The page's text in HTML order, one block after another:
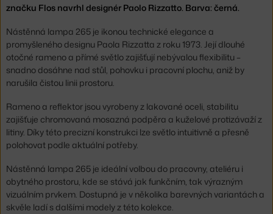
značku Flos navrhl designér Paolo Rizzatto. Barva: černá.
Nástěnná lampa 265 je ikonou technické elegance a
promyšleného designu Paola Rizzatta z roku 1973. Její dlouhé
otočné rameno a přímé světlo zajišťují nebývalou flexibilitu –
snadno dosáhne nad stůl, pohovku i pracovní plochu, aniž by
narušila čistou linii prostoru.
Rameno a reflektor jsou vyrobeny z lakované oceli, stabilitu
zajišťuje chromovaná mosazná podpěra a kuželové protizávaží z
litiny. Díky této precizní konstrukci lze světlo intuitivně a přesně
polohovat podle aktuální potřeby.
Nástěnná lampa 265 je ideální volbou do pracovny, ateliéru i
obytného prostoru, kde se stává jak funkčním, tak výrazným
vizuálním prvkem. Dostupná je v několika barevných variantách a
skvěle ladí s dalšími modely z této kolekce.